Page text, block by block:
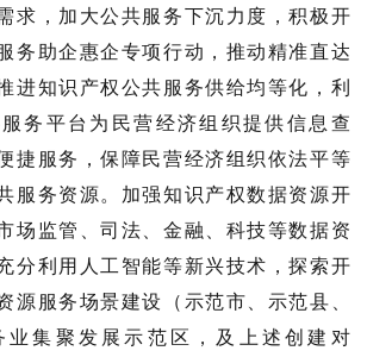
求，加大公共服务下沉力度，积极开
务助企惠企专项行动，推动精准直达
进知识产权公共服务供给均等化，利
务平台为民营经济组织提供信息查
捷服务，保障民营经济组织依法平等
服务资源。加强知识产权数据资源开
场监管、司法、金融、科技等数据资
分利用人工智能等新兴技术，探索开
源服务场景建设（示范市、示范县、
业集聚发展示范区，及上述创建对